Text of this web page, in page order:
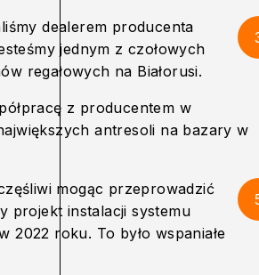
dealerem producenta
jednym z czołowych
regałowych na Białorusi.
z producentem w
antresoli na bazary w
mogąc przeprowadzić
projekt instalacji systemu
2022 roku. To było wspaniałe